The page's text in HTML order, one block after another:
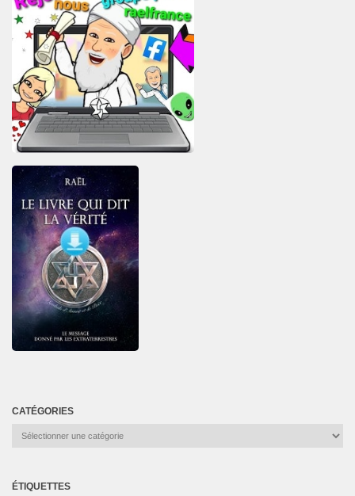
CATÉGORIES
Catégories
ÉTIQUETTES